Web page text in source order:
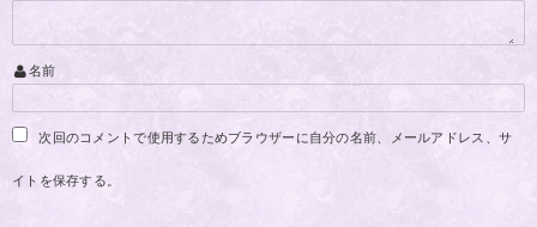
名前
次回のコメントで使用するためブラウザーに自分の名前、メールアドレス、サ
イトを保存する。